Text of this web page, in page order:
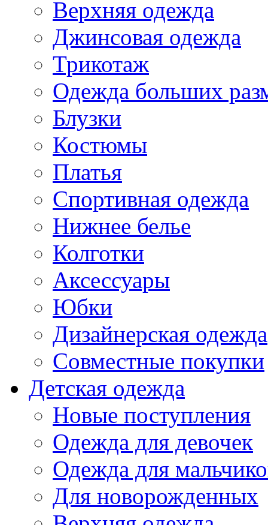
Верхняя одежда
Джинсовая одежда
Трикотаж
Одежда больших
Блузки
Костюмы
Платья
Спортивная одежда
Нижнее белье
Колготки
Аксессуары
Юбки
Дизайнерская одежда
Совместные покупки
Детская одежда
Новые поступления
Одежда для девочек
Одежда для
Для новорожденных